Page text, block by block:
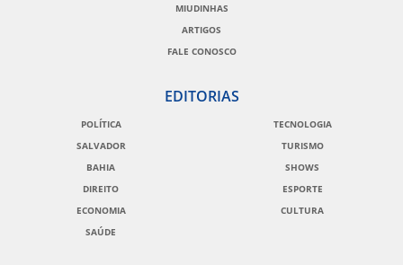
MIUDINHAS
ARTIGOS
FALE CONOSCO
EDITORIAS
POLÍTICA
SALVADOR
BAHIA
DIREITO
ECONOMIA
SAÚDE
TECNOLOGIA
TURISMO
SHOWS
ESPORTE
CULTURA